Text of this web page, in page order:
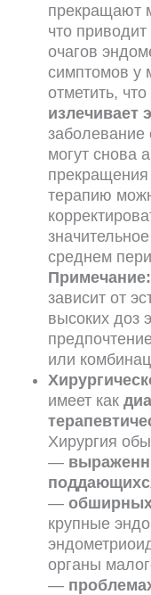
прекращают
что
очагов
симптомов у
отметить, что
излечивает
заболевание
могут снова
терапию
среднем
Примечание:
зависит от
высоких доз
или
имеет как
Хирургия
—
—
крупные
органы
—